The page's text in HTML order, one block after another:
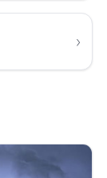
›